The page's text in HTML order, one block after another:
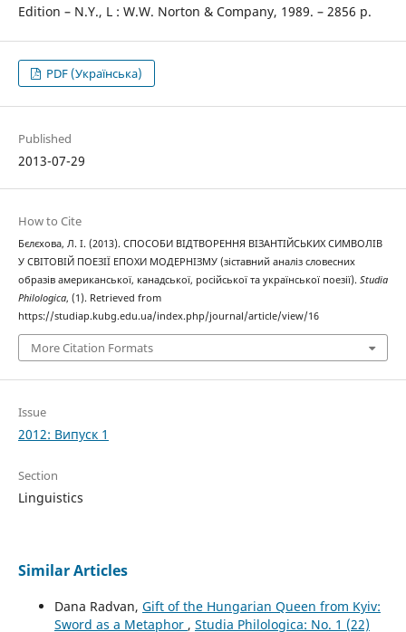
Edition – N.Y., L : W.W. Norton & Company, 1989. – 2856 p.
PDF (Українська)
Published
2013-07-29
How to Cite
Бєлєхова, Л. І. (2013). СПОСОБИ ВІДТВОРЕННЯ ВІЗАНТІЙСЬКИХ СИМВОЛІВ
У СВІТОВІЙ ПОЕЗІЇ ЕПОХИ МОДЕРНІЗМУ (зіставний аналіз словесних
образів американської, канадської, російської та української поезії). Studia
Philologica, (1). Retrieved from
https://studiap.kubg.edu.ua/index.php/journal/article/view/16
More Citation Formats
Issue
2012: Випуск 1
Section
Linguistics
Similar Articles
Dana Radvan, Gift of the Hungarian Queen from Kyiv:
Sword as a Metaphor , Studia Philologica: No. 1 (22)